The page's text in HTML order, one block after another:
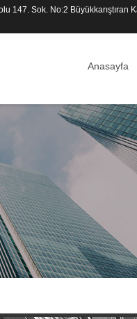
147. Sok. No:2 Büyükkarıştıran
Anasayfa